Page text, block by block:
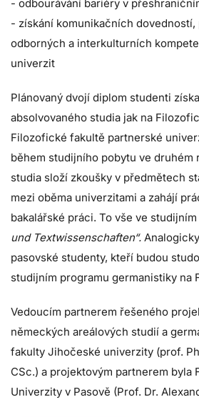
- odbourávání bariéry v
- získání komunikačních
odborných a interkulturních
univerzit
Plánovaný dvojí diplom studenti
absolvovaného studia jak na
Filozofické fakultě partnerské
během studijního pobytu ve druhém
studia složí zkoušky v předmětech
mezi oběma univerzitami a zahájí
bakalářské práci. To vše ve
und Textwissenschaften“.
pasovské studenty, kteří budou
studijním programu germanistiky na
Vedoucím partnerem řešeného
německých areálových studií a
fakulty Jihočeské univerzity (prof.
CSc.) a projektovým partnerem byla
Univerzity v Pasově (Prof. Dr.